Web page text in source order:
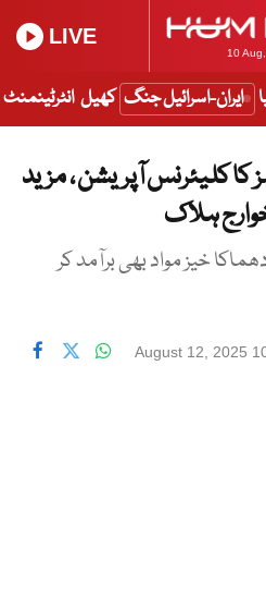
10
LIVE
ایران-اسرائیل جنگ کھیل انٹرٹینمنٹ
کلیئرنس آپریشن ، مزید
خیز مواد بھی برآمد کر
August 12, 2025